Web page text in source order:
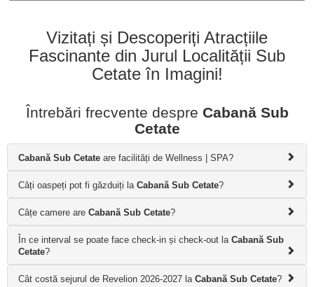
Vizitați și Descoperiți Atracțiile
Fascinante din Jurul Localității Sub
Cetate în Imagini!
Întrebări frecvente despre Cabană Sub
Cetate
Cabană Sub Cetate are facilități de Wellness | SPA?
Câți oaspeți pot fi găzduiți la Cabană Sub Cetate?
Câțe camere are Cabană Sub Cetate?
În ce interval se poate face check-in și check-out la Cabană Sub
Cetate?
Cât costă sejurul de Revelion 2026-2027 la Cabană Sub Cetate?